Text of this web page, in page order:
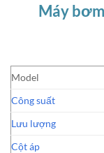
Máy
Model
Công suất
Lưu lượng
Cột áp